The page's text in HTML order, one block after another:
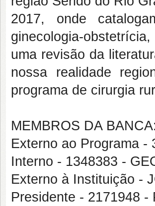
2017, onde
ginecologia-
uma revisão da
nossa realidade
programa de cirurgia
MEMBROS DA BANCA:
Externo ao Programa -
Interno - 1348383 -
Externo à Instituição -
Presidente - 2171948 -